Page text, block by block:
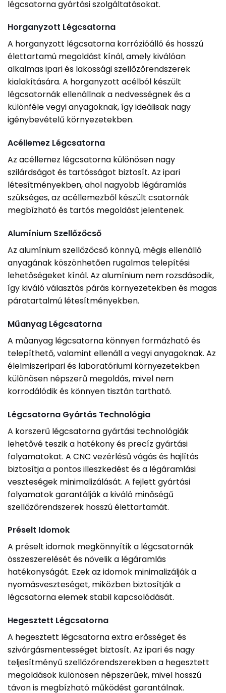
légcsatorna gyártási szolgáltatásokat.
Horganyzott Légcsatorna
A horganyzott légcsatorna korrózióálló és hosszú
élettartamú megoldást kínál, amely kiválóan
alkalmas ipari és lakossági szellőzőrendszerek
kialakítására. A horganyzott acélból készült
légcsatornák ellenállnak a nedvességnek és a
különféle vegyi anyagoknak, így ideálisak nagy
igénybevételű környezetekben.
Acéllemez Légcsatorna
Az acéllemez légcsatorna különösen nagy
szilárdságot és tartósságot biztosít. Az ipari
létesítményekben, ahol nagyobb légáramlás
szükséges, az acéllemezből készült csatornák
megbízható és tartós megoldást jelentenek.
Alumínium Szellőzőcső
Az alumínium szellőzőcső könnyű, mégis ellenálló
anyagának köszönhetően rugalmas telepítési
lehetőségeket kínál. Az alumínium nem rozsdásodik,
így kiváló választás párás környezetekben és magas
páratartalmú létesítményekben.
Műanyag Légcsatorna
A műanyag légcsatorna könnyen formázható és
telepíthető, valamint ellenáll a vegyi anyagoknak. Az
élelmiszeripari és laboratóriumi környezetekben
különösen népszerű megoldás, mivel nem
korrodálódik és könnyen tisztán tartható.
Légcsatorna Gyártás Technológia
A korszerű légcsatorna gyártási technológiák
lehetővé teszik a hatékony és precíz gyártási
folyamatokat. A CNC vezérlésű vágás és hajlítás
biztosítja a pontos illeszkedést és a légáramlási
veszteségek minimalizálását. A fejlett gyártási
folyamatok garantálják a kiváló minőségű
szellőzőrendszerek hosszú élettartamát.
Préselt Idomok
A préselt idomok megkönnyítik a légcsatornák
összeszerelését és növelik a légáramlás
hatékonyságát. Ezek az idomok minimalizálják a
nyomásveszteséget, miközben biztosítják a
légcsatorna elemek stabil kapcsolódását.
Hegesztett Légcsatorna
A hegesztett légcsatorna extra erősséget és
szivárgásmentességet biztosít. Az ipari és nagy
teljesítményű szellőzőrendszerekben a hegesztett
megoldások különösen népszerűek, mivel hosszú
távon is megbízható működést garantálnak.